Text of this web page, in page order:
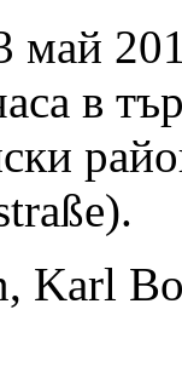
май
в
Karl